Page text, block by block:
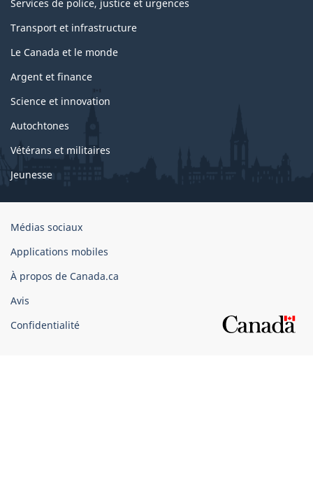
Services de police, justice et urgences
Transport et infrastructure
Le Canada et le monde
Argent et finance
Science et innovation
Autochtones
Vétérans et militaires
Jeunesse
Organisation
gouvernement
du
Canada
Médias sociaux
Applications mobiles
À propos de Canada.ca
Avis
Confidentialité